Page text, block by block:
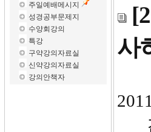
주일예배메시지
성경공부문제지
수양회강의
특강
구약강의자료실
신약강의자료실
강의안책자
사